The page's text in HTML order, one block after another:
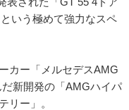
いう極めて強力なスペ
カー「メルセデスAMG
新開発の「AMGハイパ
リー」。